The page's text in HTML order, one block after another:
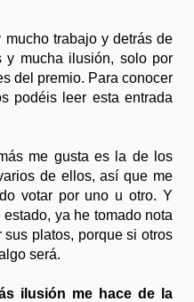
mucho trabajo y detrás de
y mucha ilusión, solo por
del premio. Para conocer
podéis leer esta entrada
me gusta es la de los
de ellos, así que me
votar por uno u otro. Y
ya he tomado nota
platos, porque si otros
será.
ilusión me hace de la